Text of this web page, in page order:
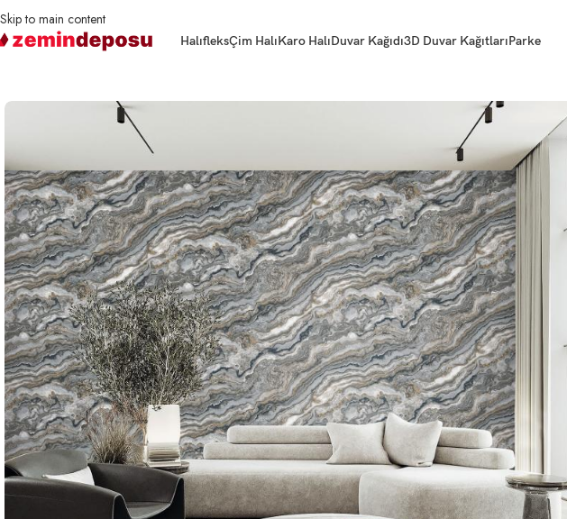
Skip to main content
HalıfleksÇim HalıKaro HalıDuvar Kağıdı3D Duvar KağıtlarıParke